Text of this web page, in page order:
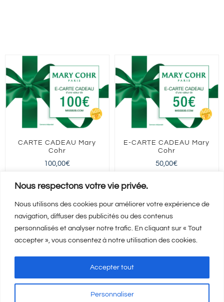
Nous respectons votre vie privée.
Nous utilisons des cookies pour améliorer votre expérience de
navigation, diffuser des publicités ou des contenus
personnalisés et analyser notre trafic. En cliquant sur « Tout
accepter », vous consentez à notre utilisation des cookies.
Personnaliser
Accepter tout
CARTE CADEAU Mary
Cohr
100,00€
FRANCE entière
Ajouter au panier
Détails
E-CARTE CADEAU Mary
Cohr
50,00€
Ajouter au panier
Détails